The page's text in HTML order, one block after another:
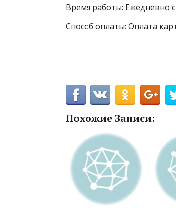
Время работы: Ежедневно
Способ оплаты: Оплата
Похожие Записи: